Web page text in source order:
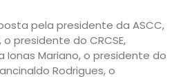
pela presidente da ASCC,
presidente do CRCSE,
Mariano, o presidente do
Rodrigues, o